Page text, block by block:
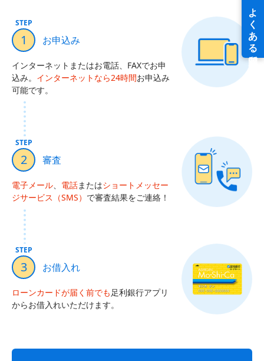
STEP
1 お申込み
インターネットまたはお電話、FAXでお申
込み。 インターネットなら24時間お申込み
可能です。
STEP
2 審査
電子メール、 電話またはショートメッセー
ジサービス（SMS） で審査結果をご連絡！
STEP
3 お借入れ
ローンカードが届く前でも足利銀行アプリ
からお借入れいただけます。